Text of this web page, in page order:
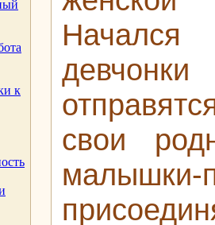
к
свои
малышки-